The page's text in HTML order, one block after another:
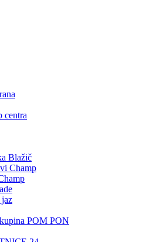
centra
Blažič
Champ
jaz
POM PON